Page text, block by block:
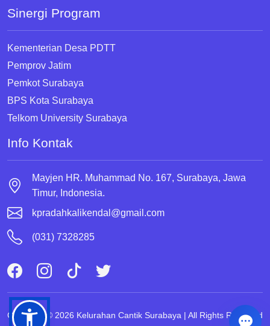
Sinergi Program
Kementerian Desa PDTT
Pemprov Jatim
Pemkot Surabaya
BPS Kota Surabaya
Telkom University Surabaya
Info Kontak
Mayjen HR. Muhammad No. 167, Surabaya, Jawa
Timur, Indonesia.
kpradahkalikendal@gmail.com
(031) 7328285
Copyright © 2026 Kelurahan Cantik Surabaya | All Rights Reserved